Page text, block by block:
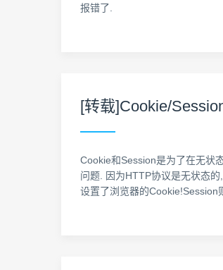
报错了.
[转载]Cookie/
Cookie和Session是为了在无状
问题. 因为HTTP协议是无状态
设置了浏览器的Cookie!Session